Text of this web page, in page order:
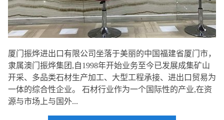
厦门振烨进出口有限公司坐落于美丽的中国福建省厦门市，
隶属澳门振烨集团,自1998年开始业务至今已发展成集矿山
开采、多品类石材生产加工、大型工程承接、进出口贸易为
一体的综合性企业。 石材行业作为一个国际性的产业,在资
源与市场上与国外...